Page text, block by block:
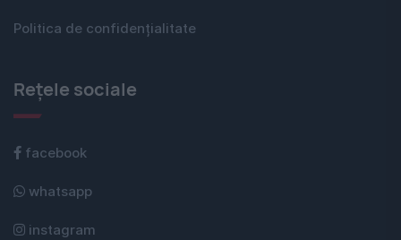
Politica de confidențialitate
Rețele sociale
facebook
whatsapp
instagram